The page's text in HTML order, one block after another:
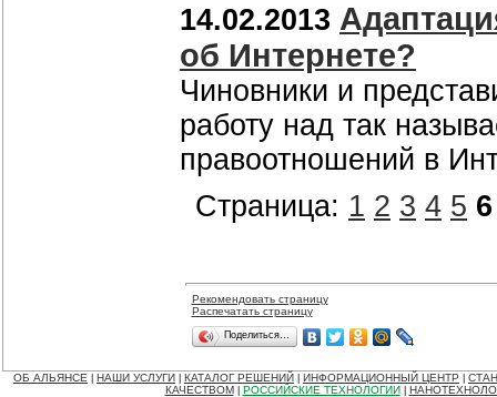
14.02.2013
об Интернете?
Чиновники и
работу над так
правоотношений в
Страница: 1 2 3 4 5 6
Рекомендовать страницу
Распечатать страницу
Поделиться…
ОБ АЛЬЯНСЕ НАШИ УСЛУГИ КАТАЛОГ РЕШЕНИЙ ИНФОРМАЦИОННЫЙ ЦЕНТР
КАЧЕСТВОМ
РОССИЙСКИЕ ТЕХНОЛОГИИ